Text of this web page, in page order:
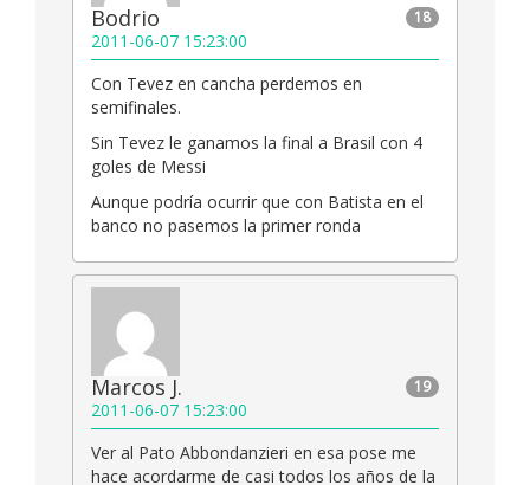
18
Bodrio
2011-06-07 15:23:00
Con Tevez en cancha perdemos en
semifinales.
Sin Tevez le ganamos la final a Brasil con 4
goles de Messi
Aunque podría ocurrir que con Batista en el
banco no pasemos la primer ronda
19
Marcos J.
2011-06-07 15:23:00
Ver al Pato Abbondanzieri en esa pose me
hace acordarme de casi todos los años de la